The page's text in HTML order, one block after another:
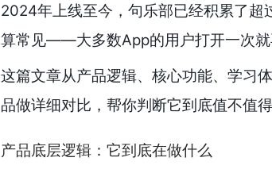
2024年上线至今，句乐部已经积累了
算常见——大多数App的用户打开一次就
这篇文章从产品逻辑、核心功能、学习
品做详细对比，帮你判断它到底值不值得
产品底层逻辑：它到底在做什么